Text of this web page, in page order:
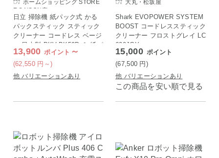
ホームショッピング STORE
E SAISON店
日立 掃除機 紙パック式 かる
パックスティック スティック
クリーナー コードレス ベージ
ュ 日本製 PKV-BK50P ＆ 紙パ
ック (6枚入) GP-S120FS
13,900 ポイント ～
(62,550 円 ～)
他 バリエーションあり
大丸・松坂屋
Shark EVOPOWER SYSTEM
BOOST コードレススティック
クリーナー フロストグレイ LC
600JGY
15,000 ポイント
(67,500 円)
他 バリエーションあり
この商品を安い順で見る